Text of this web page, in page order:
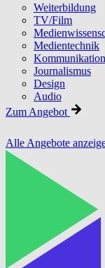
Weiterbildung
TV/Film
Medientechnik
Kommunikation
Journalismus
Design
Audio
Zum Angebot
Alle Angebote